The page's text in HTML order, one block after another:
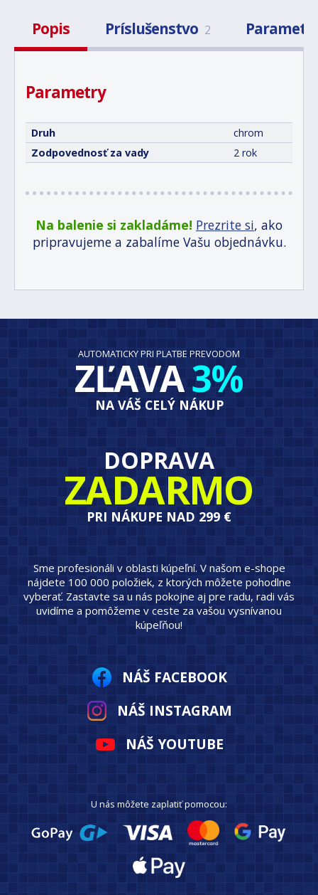
Popis Príslušenstvo 2
Parametry
Druh
chrom
Zodpovednosť za vady
2 rok
Na balenie si zakladáme! Prezrite si, ako
pripravujeme a zabalíme Vašu objednávku.
AUTOMATICKY PRI PLATBE PREVODOM
ZĽAVA3%
NA VÁŠ CELÝ NÁKUP
DOPRAVA
ZADARMO
PRI NÁKUPE NAD 299 €
Sme profesionáli v oblasti kúpeľní. V našom e-shope
nájdete 100 000 položiek, z ktorých môžete pohodlne
vyberať. Zastavte sa u nás pokojne aj pre radu, radi vás
uvidíme a pomôžeme v ceste za vašou vysnívanou
kúpeľňou!
NÁŠ FACEBOOK
NÁŠ INSTAGRAM
NÁŠ YOUTUBE
U nás môžete zaplatiť pomocou: